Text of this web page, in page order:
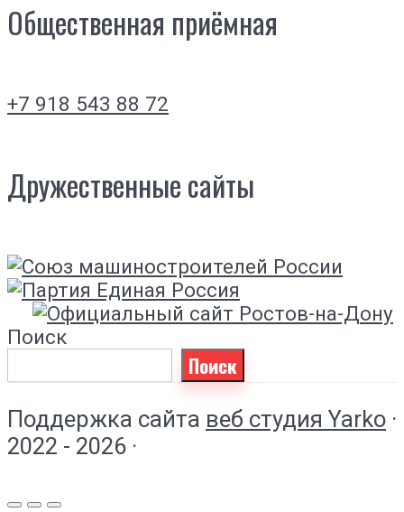
Общественная приёмная
+7 918 543 88 72
Дружественные сайты
Поиск
Поиск
Поддержка сайта веб студия Yarko ·
2022 - 2026 ·